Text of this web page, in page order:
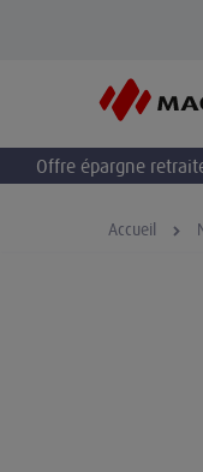
Offre épargne
Accueil